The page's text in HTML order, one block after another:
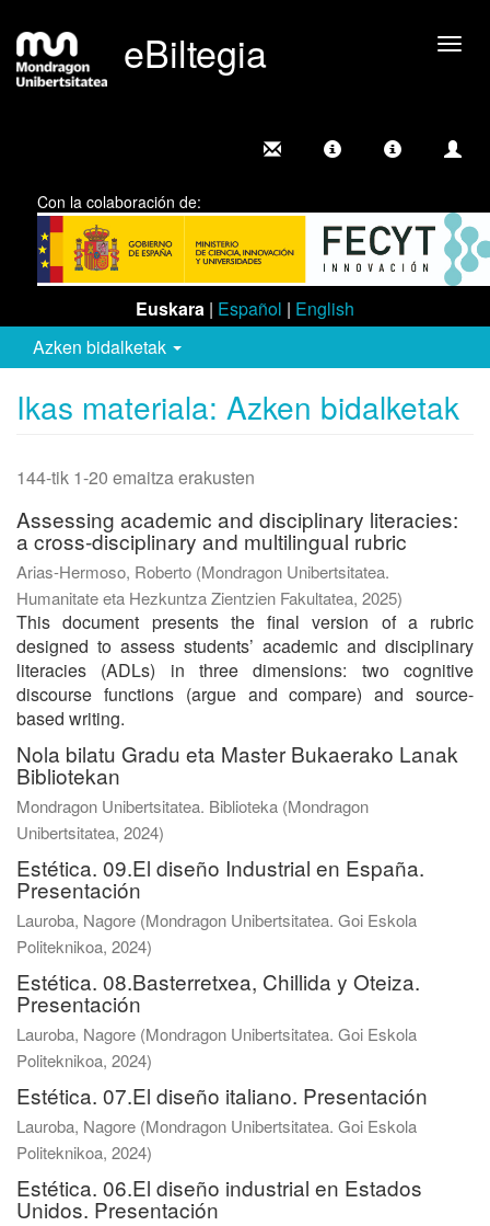
eBiltegia
Con la colaboración de:
Euskara | Español | English
Azken bidalketak
Ikas materiala: Azken bidalketak
144-tik 1-20 emaitza erakusten
Assessing academic and disciplinary literacies:
a cross-disciplinary and multilingual rubric
Arias-Hermoso, Roberto (Mondragon Unibertsitatea.
Humanitate eta Hezkuntza Zientzien Fakultatea, 2025)
This document presents the final version of a rubric
designed to assess students’ academic and disciplinary
literacies (ADLs) in three dimensions: two cognitive
discourse functions (argue and compare) and source-
based writing.
Nola bilatu Gradu eta Master Bukaerako Lanak
Bibliotekan
Mondragon Unibertsitatea. Biblioteka (Mondragon
Unibertsitatea, 2024)
Estética. 09.El diseño Industrial en España.
Presentación
Lauroba, Nagore (Mondragon Unibertsitatea. Goi Eskola
Politeknikoa, 2024)
Estética. 08.Basterretxea, Chillida y Oteiza.
Presentación
Lauroba, Nagore (Mondragon Unibertsitatea. Goi Eskola
Politeknikoa, 2024)
Estética. 07.El diseño italiano. Presentación
Lauroba, Nagore (Mondragon Unibertsitatea. Goi Eskola
Politeknikoa, 2024)
Estética. 06.El diseño industrial en Estados
Unidos. Presentación